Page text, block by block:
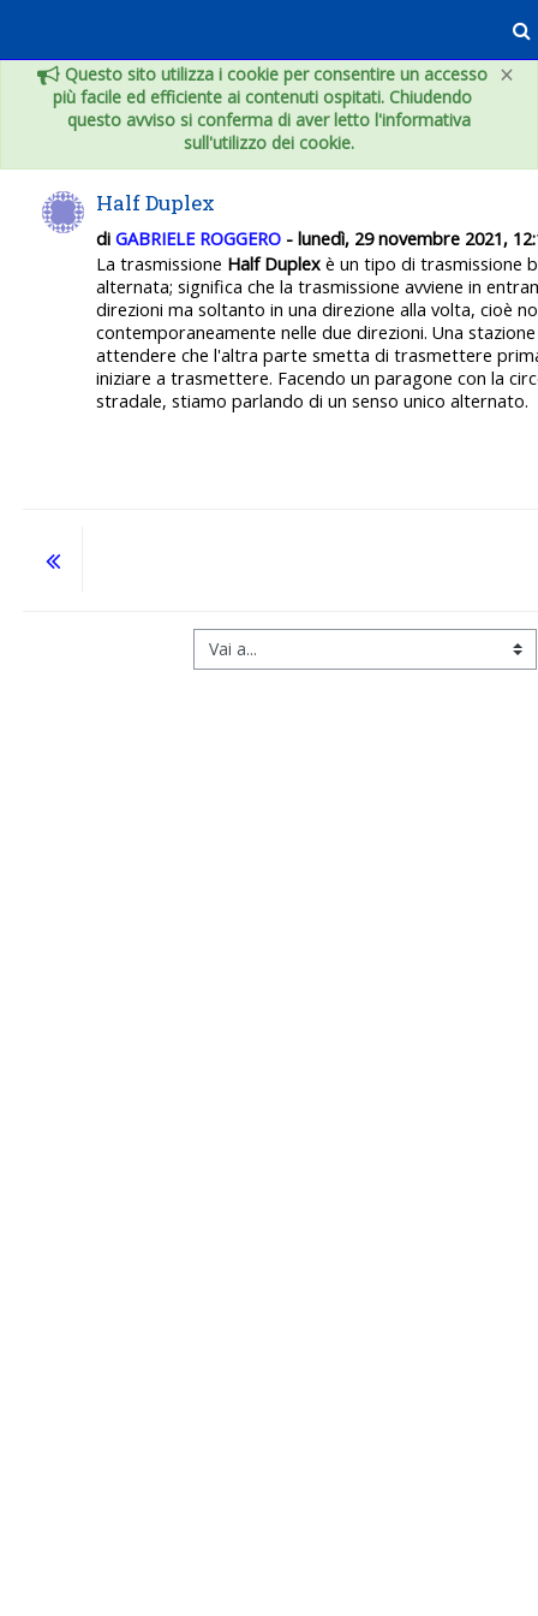
×
Questo sito utilizza i cookie per consentire un accesso
più facile ed efficiente ai contenuti ospitati. Chiudendo
questo avviso si conferma di aver letto l'informativa
sull'utilizzo dei cookie.
Half Duplex
di GABRIELE ROGGERO- lunedì, 29 novembre 2021,
La trasmissione Half Duplexè un tipo di trasmissione
alternata; significa che la trasmissione avviene in
direzioni ma soltanto in una direzione alla volta, cioè
contemporaneamente nelle due direzioni. Una
attendere che l'altra parte smetta di trasmettere
iniziare a trasmettere. Facendo un paragone con la
stradale, stiamo parlando di un senso unico alternato.
Vai a...